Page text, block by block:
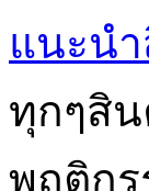
แนะน
ทุกๆสิ
พฤติก